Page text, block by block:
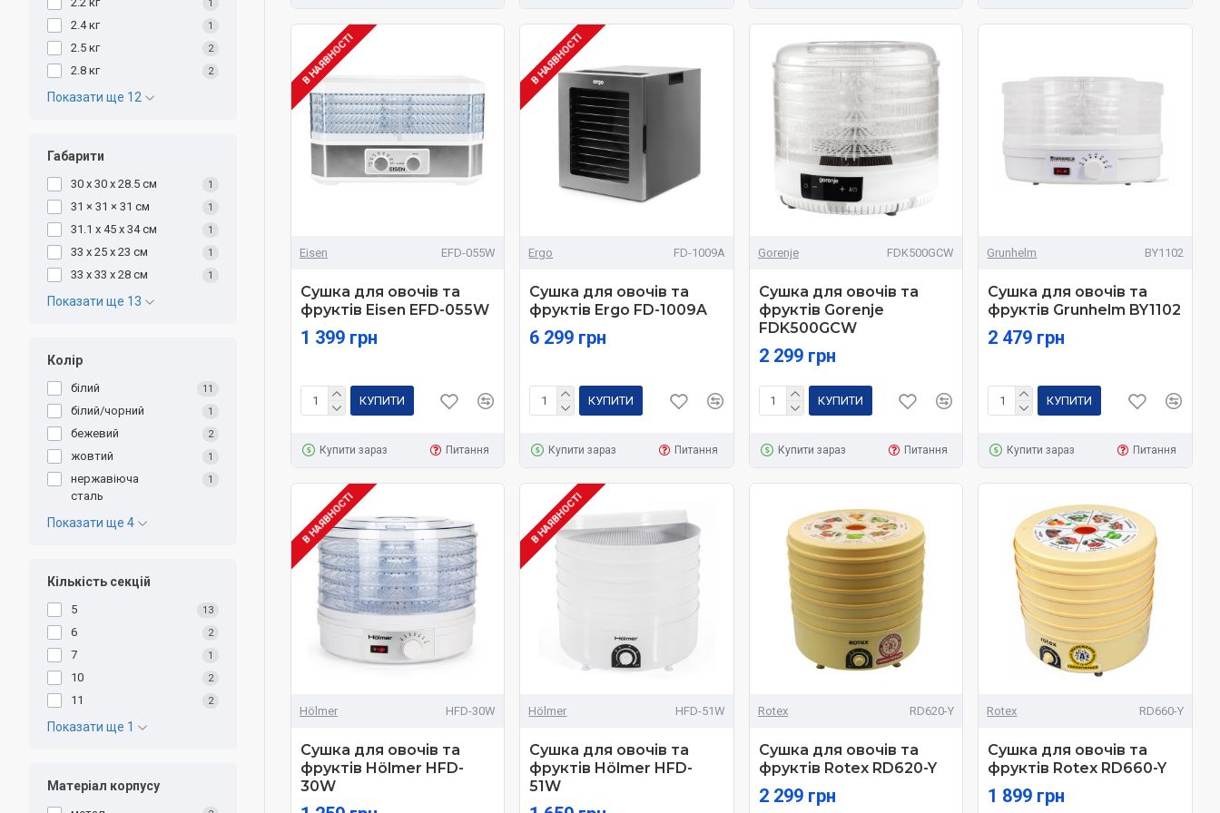
1
2.4 кг 1
2.5 кг 2
2.8 кг 2
Показати ще 12
Габарити
30 х 30 х 28.5 см 1
31 × 31 × 31 см 1
31.1 х 45 х 34 см 1
33 х 25 х 23 см 1
33 х 33 х 28 см 1
Показати ще 13
Колір
білий 11
білий/чорний 1
бежевий 2
жовтий 1
нержавіюча
сталь
1
Показати ще 4
Кількість секцій
5 13
6 2
7 1
10 2
11 2
Показати ще 1
Матеріал корпусу
В НАЯВНОСТІ
Eisen EFD-055W
Сушка для овочів та
фруктів Eisen EFD-055W
1 399 грн
КУПИТИ
Купити зараз Питання
В НАЯВНОСТІ
Ergo FD-1009A
Сушка для овочів та
фруктів Ergo FD-1009A
6 299 грн
КУПИТИ
Купити зараз Питання
Gorenje FDK500GCW
Сушка для овочів та
фруктів Gorenje
FDK500GCW
2 299 грн
КУПИТИ
Купити зараз Питання
Grunhelm BY1102
Сушка для овочів та
фруктів Grunhelm BY1102
2 479 грн
КУПИТИ
Купити зараз Питання
В НАЯВНОСТІ
Hölmer HFD-30W
Сушка для овочів та
фруктів Hölmer HFD-
30W
В НАЯВНОСТІ
Hölmer HFD-51W
Сушка для овочів та
фруктів Hölmer HFD-
51W
Rotex RD620-Y
Сушка для овочів та
фруктів Rotex RD620-Y
2 299 грн
Rotex RD660-Y
Сушка для овочів та
фруктів Rotex RD660-Y
1 899 грн